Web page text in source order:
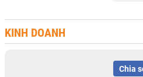
KINH DOANH
Chia